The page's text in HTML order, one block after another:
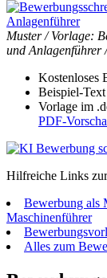
Muster / Vorlage:
und Anlagenführer
Kostenloses
Beispiel-
Vorlage im
PDF-
Hilfreiche Links
Bewerbung als
Maschinenführer
Alles zum